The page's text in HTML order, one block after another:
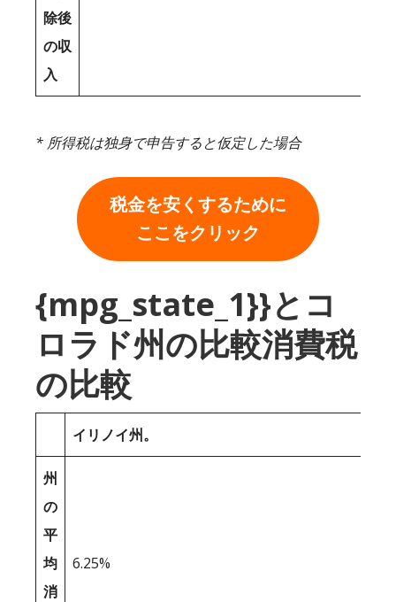
除後
の収
入
* 所得税は独身で申告すると仮定した場合
税金を安くするために
ここをクリック
{mpg_state_1}}とコ
ロラド州の比較消費税
の比較
イリノイ州。
州
の
平
均
消
6.25%